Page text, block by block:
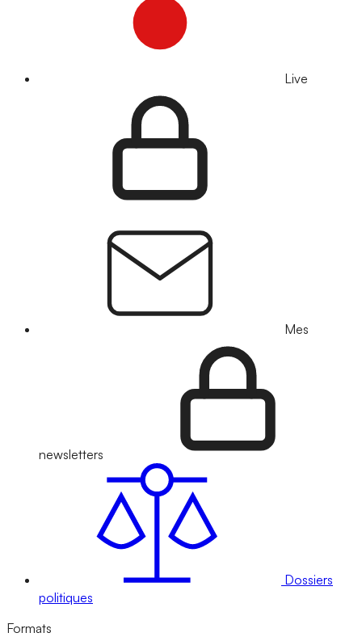
Live
Mes
newsletters
Dossiers
politiques
Formats